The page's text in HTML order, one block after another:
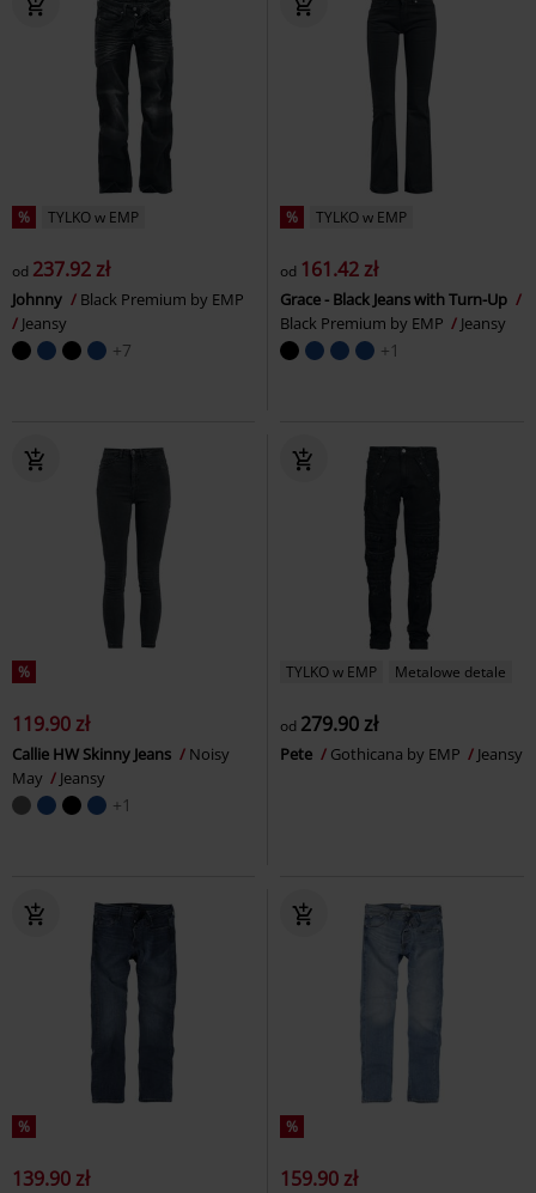
% TYLKO w EMP
od 237.92 zł
Johnny
Black Premium by EMP
Jeansy
+7
% TYLKO w EMP
od 161.42 zł
Grace - Black Jeans with Turn-Up
Black Premium by EMP
Jeansy
+1
%
119.90 zł
Callie HW Skinny Jeans
Noisy
May
Jeansy
+1
TYLKO w EMP Metalowe detale
od 279.90 zł
Pete Gothicana by EMP Jeansy
%
139.90 zł
%
159.90 zł